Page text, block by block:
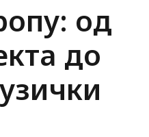
од
до